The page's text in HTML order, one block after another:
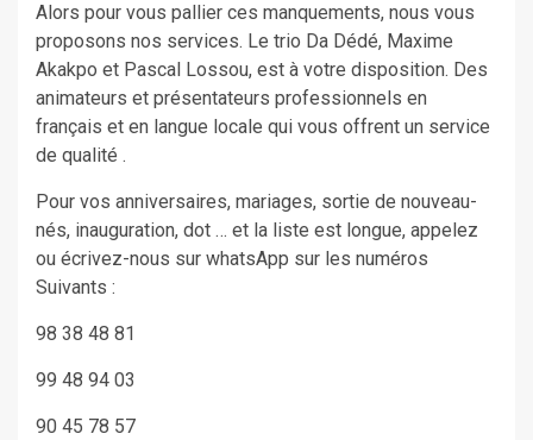
Alors pour vous pallier ces manquements, nous vous
proposons nos services. Le trio Da Dédé, Maxime
Akakpo et Pascal Lossou, est à votre disposition. Des
animateurs et présentateurs professionnels en
français et en langue locale qui vous offrent un service
de qualité .
Pour vos anniversaires, mariages, sortie de nouveau-
nés, inauguration, dot … et la liste est longue, appelez
ou écrivez-nous sur whatsApp sur les numéros
Suivants :
98 38 48 81
99 48 94 03
90 45 78 57